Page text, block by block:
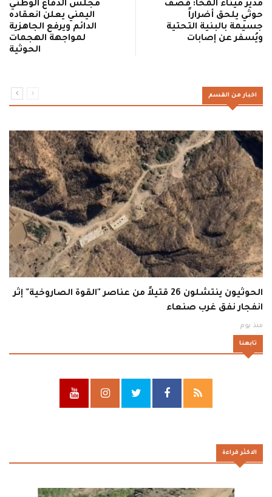
مدير ميناء المخا: قصف
حوثي يلحق أضراراً
جسيمة بالبنية التحتية
ويُسفر عن إصابات
مجلس الدفاع الوطني
اليمني يعلن انعقاده
الدائم ويرفع الجاهزية
لمواجهة الهجمات
الحوثية
اخبار من القسم
الحوثيون ينتشلون 26 قتيلاً من عناصر "القوة الصاروخية" إثر
انفجار نفق غرب صنعاء
منذ يوم
تابعنا
الاكثر قراءة